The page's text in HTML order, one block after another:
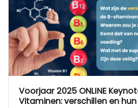
Voorjaar 2025 ONLINE
Vitaminen: verschillen en